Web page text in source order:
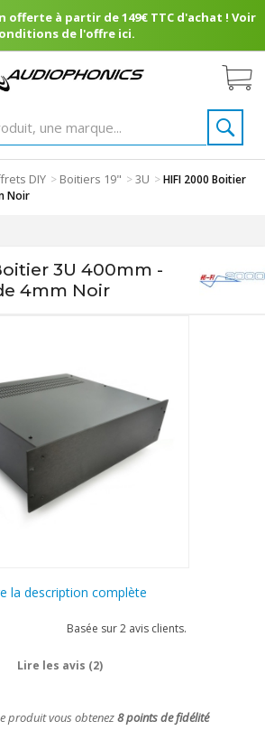
offerte à partir de 149€ TTC d'achat ! Voir
de l'offre ici.
DIY > Boitiers 19" >3U >HIFI 2000 Boitier
Noir
3U 400mm -
4mm Noir
la description complète
Basée sur2 avis clients.
Lire les avis (2)
produit vous obtenez8points de fidélité